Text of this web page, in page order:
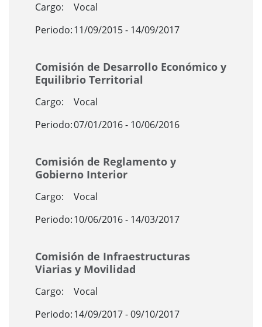
Cargo:
Vocal
Periodo:11/09/2015 - 14/09/2017
Comisión de Desarrollo Económico y
Equilibrio Territorial
Cargo:
Vocal
Periodo:07/01/2016 - 10/06/2016
Comisión de Reglamento y
Gobierno Interior
Cargo:
Vocal
Periodo:10/06/2016 - 14/03/2017
Comisión de Infraestructuras
Viarias y Movilidad
Cargo:
Vocal
Periodo:14/09/2017 - 09/10/2017